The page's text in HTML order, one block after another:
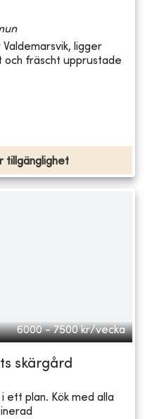
ligger
fräscht upprustade
tillgänglighet
6000 - 7500 kr/vecka
skärgård
ett plan. Kök med alla